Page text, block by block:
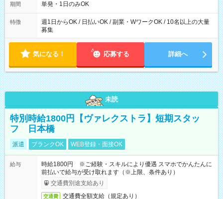
期間 単発・1日のみOK
特徴
週1日からOK / 日払いOK / 副業・WワークOK / 10名以上の大量
募集
気になる！ 応募する 詳細へ
未読
特別時給1800円【ヴァレクストラ】短期スタッ
フ 日本橋
派遣 ブランクOK WEB登録・面接OK
給与
時給1800円 ※ご経験・スキルにより優遇 スマホでかんたんに
前払いで給与が受け取れます（※上限、条件あり）
交通費別途支給あり
交通費 交通費全額支給（規定あり）